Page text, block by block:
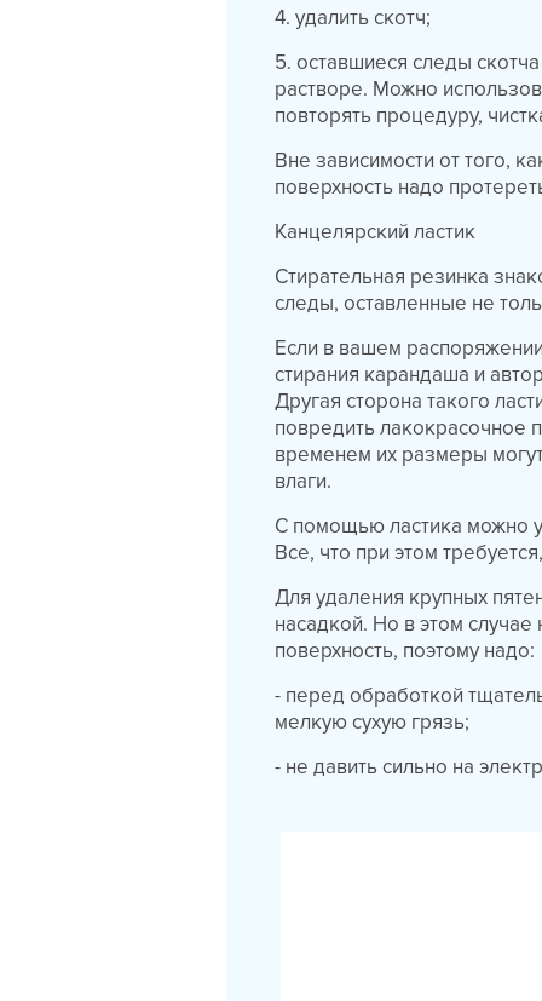
4. удалить скотч;
5. оставшиеся следы
растворе. Можно
повторять процедуру,
Вне зависимости от того,
поверхность надо
Канцелярский ластик
Стирательная резинка
следы, оставленные не
Если в вашем
стирания карандаша и
Другая сторона такого
повредить лакокрасочное
временем их размеры
влаги.
С помощью ластика можно
Все, что при этом
Для удаления крупных
насадкой. Но в этом
поверхность, поэтому надо:
- перед обработкой
мелкую сухую грязь;
- не давить сильно на